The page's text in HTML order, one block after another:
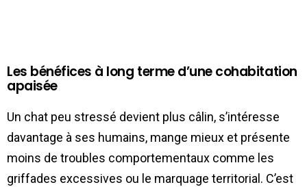
Les bénéfices à long terme d’une cohabitation
apaisée
Un chat peu stressé devient plus câlin, s’intéresse
davantage à ses humains, mange mieux et présente
moins de troubles comportementaux comme les
griffades excessives ou le marquage territorial. C’est